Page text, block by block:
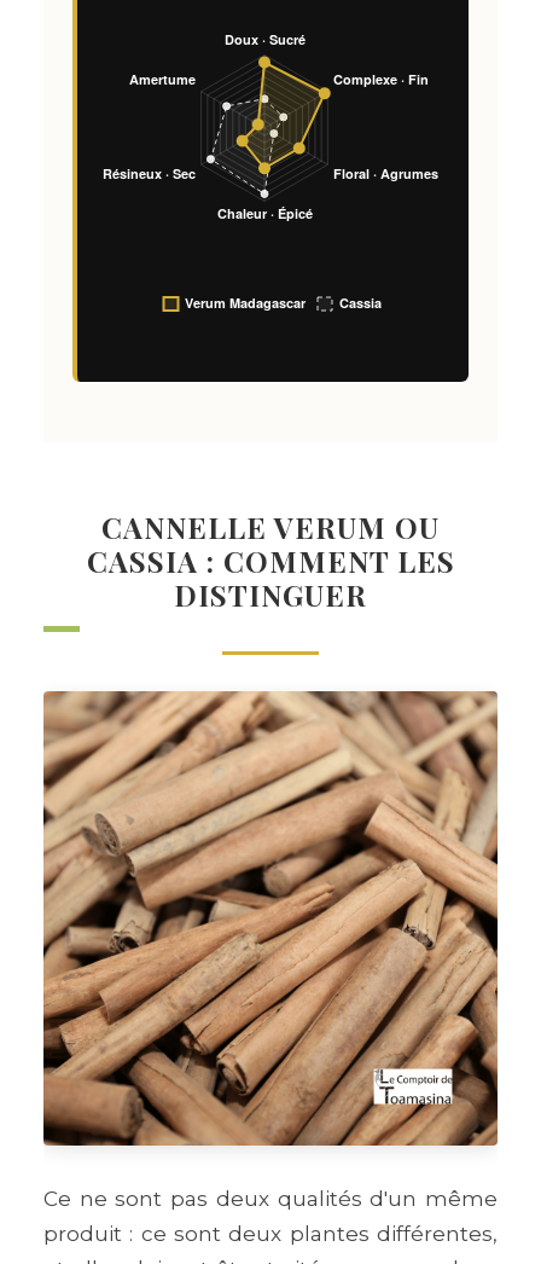
CANNELLE VERUM OU
CASSIA : COMMENT LES
DISTINGUER
Ce ne sont pas deux qualités d'un même
produit : ce sont deux plantes différentes,